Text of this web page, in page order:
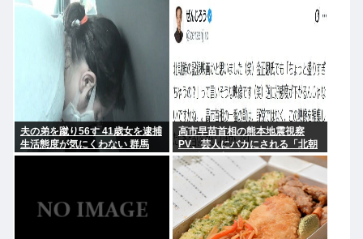
夫の弟を蹴り56す 41歳女を逮捕
生活態度が気にくわない 群馬
高市早苗首相の熊本地震視察
PV、芸人にバカにされる「北朝
鮮の記録映画かと思った。金正
恩ですら盛りすぎって言うぞ」